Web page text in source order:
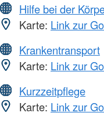
Hilfe bei der
Karte: Link zur
Krankentransport
Karte: Link zur
Kurzzeitpflege
Karte: Link zur